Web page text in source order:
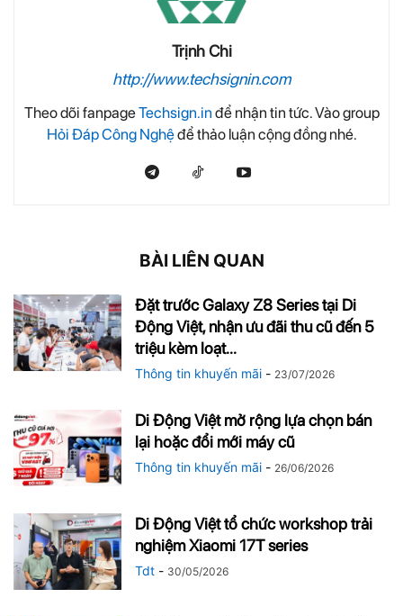
Trịnh Chi
http://www.techsignin.com
Theo dõi fanpageTechsign.in để nhận tin tức. Vào group
Hỏi Đáp Công Nghệđể thảo luận cộng đồng nhé.
BÀI LIÊN QUAN
Đặt trước Galaxy Z8 Series tại Di
Động Việt, nhận ưu đãi thu cũ đến 5
triệu kèm loạt...
Thông tin khuyến mãi - 23/07/2026
Di Động Việt mở rộng lựa chọn bán
lại hoặc đổi mới máy cũ
Thông tin khuyến mãi - 26/06/2026
Di Động Việt tổ chức workshop trải
nghiệm Xiaomi 17T series
Tdt - 30/05/2026